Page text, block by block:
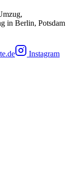
in Berlin, Potsdam
Instagram